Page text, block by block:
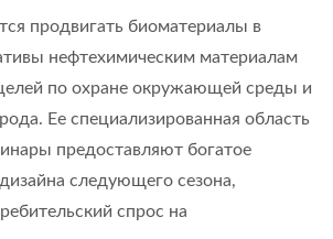
продвигать биоматериалы в
нефтехимическим материалам
по охране окружающей среды и
Ее специализированная область
предоставляют богатое
следующего сезона,
спрос на